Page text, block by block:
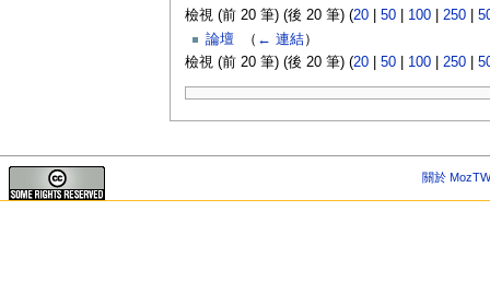
檢視 (前 20 筆) (後 20 筆) (20| 50| 100| 250|
論壇
（ ← 連結）
檢視 (前 20 筆) (後 20 筆) (20| 50| 100| 250|
關於